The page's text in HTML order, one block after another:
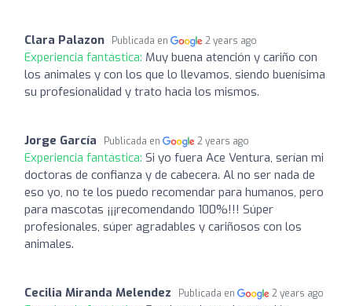
Clara Palazon Publicada en 2 years ago
Experiencia fantástica: Muy buena atención y cariño con
los animales y con los que lo llevamos, siendo buenísima
su profesionalidad y trato hacia los mismos.
Jorge García Publicada en 2 years ago
Experiencia fantástica: Si yo fuera Ace Ventura, serían mi
doctoras de confianza y de cabecera. Al no ser nada de
eso yo, no te los puedo recomendar para humanos, pero
para mascotas ¡¡¡recomendando 100%!!! Súper
profesionales, súper agradables y cariñosos con los
animales.
Cecilia Miranda Melendez Publicada en 2 years ago